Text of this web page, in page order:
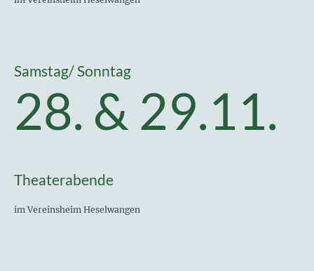
Samstag/ Sonntag
28. & 29.11.
Theaterabende
im Vereinsheim Heselwangen